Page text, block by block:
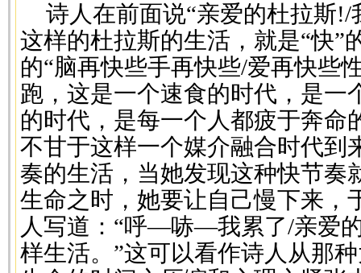
诗人在前面说“亲爱的杜拉斯!/
这样的杜拉斯的生活，就是“快”
的“脑再快些手再快些/爱再快些
跑，这是一个速食的时代，是一
的时代，是每一个人都疲于奔命
不甘于这样一个媒介融合时代到
奏的生活，当她发现这种快节奏
生命之时，她要让自己慢下来，
人写道：“呼—哧—我累了/亲爱
样生活。”这可以看作诗人从那